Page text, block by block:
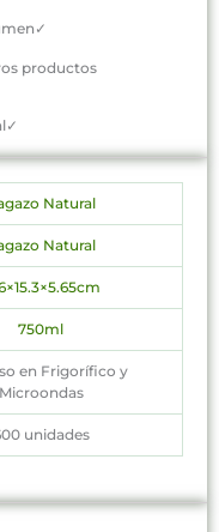
productos
Natural
Natural
750ml
en Frigorífico y
Microondas
unidades